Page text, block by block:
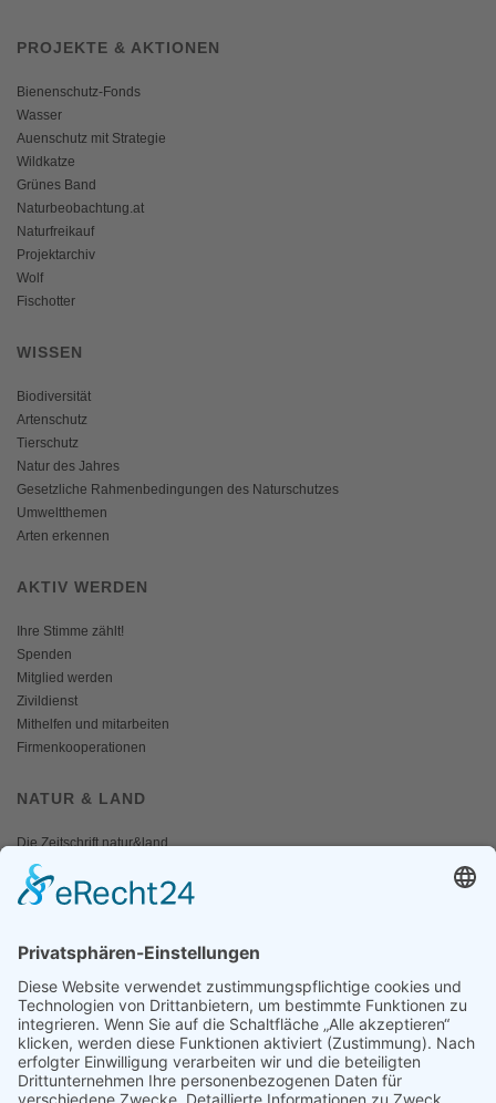
PROJEKTE & AKTIONEN
Bienenschutz-Fonds
Wasser
Auenschutz mit Strategie
Wildkatze
Grünes Band
Naturbeobachtung.at
Naturfreikauf
Projektarchiv
Wolf
Fischotter
WISSEN
Biodiversität
Artenschutz
Tierschutz
Natur des Jahres
Gesetzliche Rahmenbedingungen des Naturschutzes
Umweltthemen
Arten erkennen
AKTIV WERDEN
Ihre Stimme zählt!
Spenden
Mitglied werden
Zivildienst
Mithelfen und mitarbeiten
Firmenkooperationen
NATUR & LAND
Die Zeitschrift natur&land
Archiv
Mediadaten
Fotos und Logos
Presseaussendungen
Presse
Presseinformationen abonnieren